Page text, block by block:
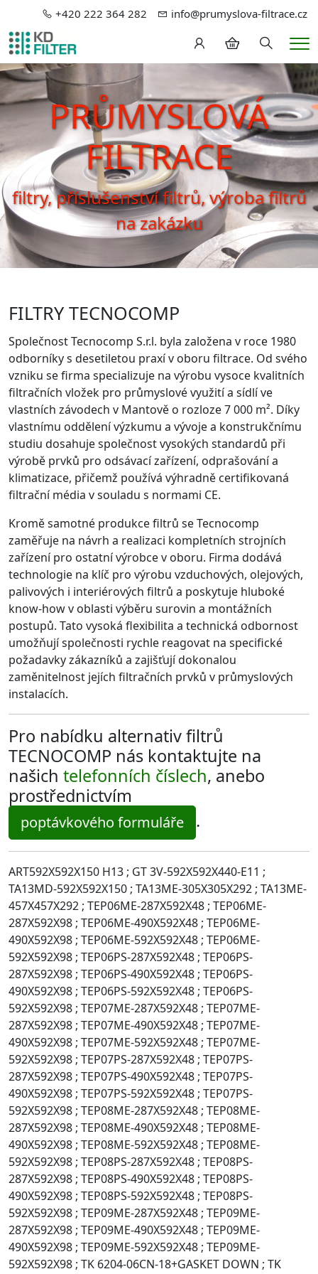
+420 222 364 282 info@prumyslova-filtrace.cz
Hledání
PRŮMYSLOVÁ
FILTRACE
filtry, příslušenství filtrů, výroba filtrů
na zakázku
FILTRY TECNOCOMP
Společnost Tecnocomp S.r.l. byla založena v roce 1980
odborníky s desetiletou praxí v oboru filtrace. Od svého
vzniku se firma specializuje na výrobu vysoce kvalitních
filtračních vložek pro průmyslové využití a sídlí ve
vlastních závodech v Mantově o rozloze 7 000 m². Díky
vlastnímu oddělení výzkumu a vývoje a konstrukčnímu
studiu dosahuje společnost vysokých standardů při
výrobě prvků pro odsávací zařízení, odprašování a
klimatizace, přičemž používá výhradně certifikovaná
filtrační média v souladu s normami CE.
Kromě samotné produkce filtrů se Tecnocomp
zaměřuje na návrh a realizaci kompletních strojních
zařízení pro ostatní výrobce v oboru. Firma dodává
technologie na klíč pro výrobu vzduchových, olejových,
palivových i interiérových filtrů a poskytuje hluboké
know-how v oblasti výběru surovin a montážních
postupů. Tato vysoká flexibilita a technická odbornost
umožňují společnosti rychle reagovat na specifické
požadavky zákazníků a zajišťují dokonalou
zaměnitelnost jejích filtračních prvků v průmyslových
instalacích.
Pro nabídku alternativ filtrů
TECNOCOMP nás kontaktujte na
našich telefonních číslech, anebo
prostřednictvím
poptávkového formuláře .
ART592X592X150 H13 ; GT 3V-592X592X440-E11 ;
TA13MD-592X592X150 ; TA13ME-305X305X292 ; TA13ME-
457X457X292 ; TEP06ME-287X592X48 ; TEP06ME-
287X592X98 ; TEP06ME-490X592X48 ; TEP06ME-
490X592X98 ; TEP06ME-592X592X48 ; TEP06ME-
592X592X98 ; TEP06PS-287X592X48 ; TEP06PS-
287X592X98 ; TEP06PS-490X592X48 ; TEP06PS-
490X592X98 ; TEP06PS-592X592X48 ; TEP06PS-
592X592X98 ; TEP07ME-287X592X48 ; TEP07ME-
287X592X98 ; TEP07ME-490X592X48 ; TEP07ME-
490X592X98 ; TEP07ME-592X592X48 ; TEP07ME-
592X592X98 ; TEP07PS-287X592X48 ; TEP07PS-
287X592X98 ; TEP07PS-490X592X48 ; TEP07PS-
490X592X98 ; TEP07PS-592X592X48 ; TEP07PS-
592X592X98 ; TEP08ME-287X592X48 ; TEP08ME-
287X592X98 ; TEP08ME-490X592X48 ; TEP08ME-
490X592X98 ; TEP08ME-592X592X48 ; TEP08ME-
592X592X98 ; TEP08PS-287X592X48 ; TEP08PS-
287X592X98 ; TEP08PS-490X592X48 ; TEP08PS-
490X592X98 ; TEP08PS-592X592X48 ; TEP08PS-
592X592X98 ; TEP09ME-287X592X48 ; TEP09ME-
287X592X98 ; TEP09ME-490X592X48 ; TEP09ME-
490X592X98 ; TEP09ME-592X592X48 ; TEP09ME-
592X592X98 ; TK 6204-06CN-18+GASKET DOWN ; TK